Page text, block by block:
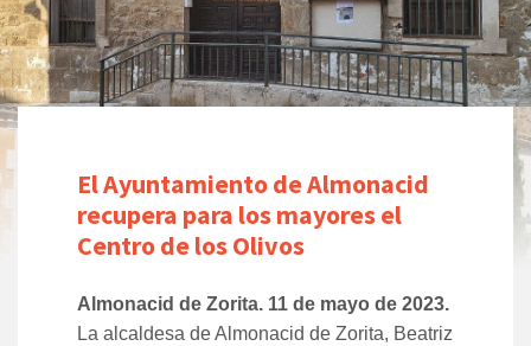
El Ayuntamiento de Almonacid
recupera para los mayores el
Centro de los Olivos
Almonacid de Zorita. 11 de mayo de 2023.
La alcaldesa de Almonacid de Zorita, Beatriz